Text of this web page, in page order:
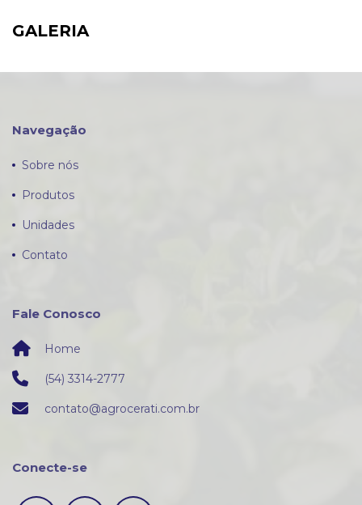
GALERIA
Navegação
Sobre nós
Produtos
Unidades
Contato
Fale Conosco
Home
(54) 3314-2777
contato@agrocerati.com.br
Conecte-se